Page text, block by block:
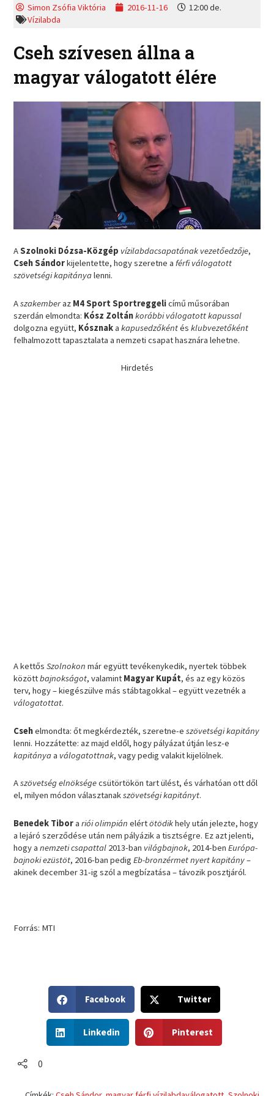
Simon Zsófia Viktória 2016-11-16
12:00 de.
Vízilabda
Cseh szívesen állna a
magyar válogatott élére
ASzolnoki Dózsa-Közgép vízilabdacsapatának vezetőedzője,
Cseh Sándorkijelentette, hogy szeretne aférfi válogatott
szövetségi kapitányalenni.
Aszakemberaz M4 Sport Sportreggelicímű műsorában
szerdán elmondta: Kósz Zoltánkorábbi válogatott kapussal
dolgozna együtt, Kósznakakapusedzőkéntésklubvezetőként
felhalmozott tapasztalata a nemzeti csapat hasznára lehetne.
Hirdetés
A kettősSzolnokon már együtt tevékenykedik, nyertek többek
közöttbajnokságot, valamint Magyar Kupát, és az egy közös
terv, hogy – kiegészülve más stábtagokkal – együtt vezetnék a
válogatottat.
Csehelmondta: őt megkérdezték, szeretne-eszövetségi kapitány
lenni. Hozzátette: az majd eldől, hogy pályázat útján lesz-e
kapitányaa válogatottnak, vagy pedig valakit kijelölnek.
Aszövetség elnökségecsütörtökön tart ülést, és várhatóan ott dől
el, milyen módon választanakszövetségi kapitányt.
Benedek Tiborariói olimpián elértötödikhely után jelezte, hogy
a lejáró szerződése után nem pályázik a tisztségre. Ez azt jelenti,
hogy anemzeti csapattal 2013-ban világbajnok, 2014-benEurópa-
bajnoki ezüstöt, 2016-ban pedigEb-bronzérmet nyert kapitány–
akinek december 31-ig szól a megbízatása – távozik posztjáról.
Forrás: MTI
h
r
Facebook
h
Twitter
h
Linkedin
h
Pinterest
0